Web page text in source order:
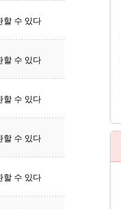
할 수 있다
할 수 있다
할 수 있다
할 수 있다
할 수 있다